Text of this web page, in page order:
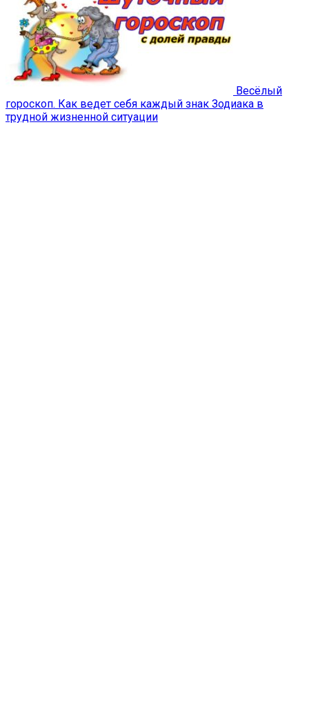
Весёлый
гороскоп. Как ведет себя каждый знак Зодиака в
трудной жизненной ситуации